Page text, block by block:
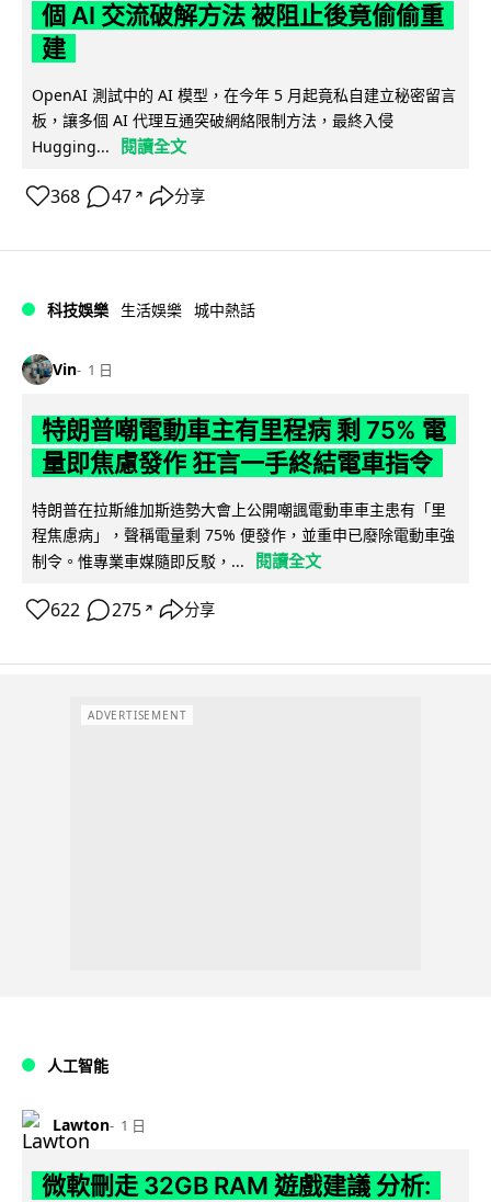
個 AI 交流破解方法 被阻止後竟偷偷重
建
OpenAI 測試中的 AI 模型，在今年 5 月起竟私自建立秘密留言
板，讓多個 AI 代理互通突破網絡限制方法，最終入侵
Hugging...
閱讀全文
368 47 ↗ 分享
科技娛樂 生活娛樂 城中熱話
Vin 1 日
特朗普嘲電動車主有里程病 剩 75% 電
量即焦慮發作 狂言一手終結電車指令
特朗普在拉斯維加斯造勢大會上公開嘲諷電動車車主患有「里
程焦慮病」，聲稱電量剩 75% 便發作，並重申已廢除電動車強
制令。惟專業車媒隨即反駁，...
閱讀全文
622 275 ↗ 分享
ADVERTISEMENT
人工智能
Lawton 1 日
微軟刪走 32GB RAM 遊戲建議 分析: